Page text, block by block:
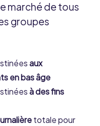
marché de tous
groupes
aux
en bas âge
à des fins
totale pour